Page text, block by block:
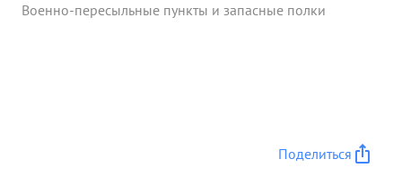
Военно-пересыльные пункты и запасные полки
Поделиться